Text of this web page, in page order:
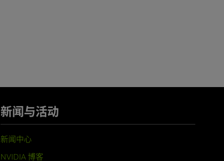
新闻与活动
新闻中心
NVIDIA 博客